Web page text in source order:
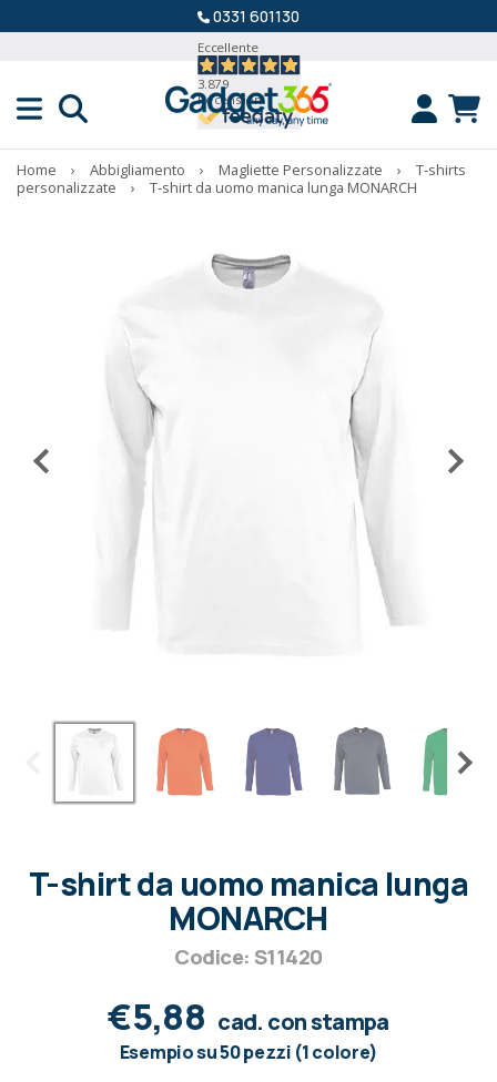
0331 601130
Eccellente
3.879
Recensioni
Home › Abbigliamento › Magliette Personalizzate ›
T-shirts
personalizzate
› T-shirt da uomo manica lunga MONARCH
T-shirt da uomo manica lunga
MONARCH
Codice: S11420
€5,88 cad. con stampa
Esempio su 50 pezzi (1 colore)